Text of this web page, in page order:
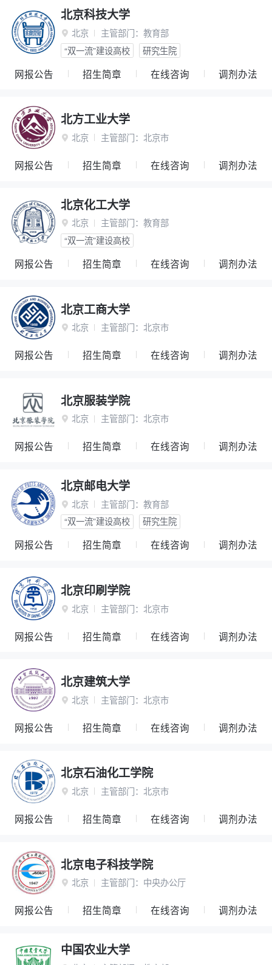
北京科技大学
 北京 主管部门： 教育部
“双一流”建设高校
研究生院
网报公告 招生简章 在线咨询 调剂办法
北方工业大学
 北京 主管部门： 北京市
网报公告 招生简章 在线咨询 调剂办法
北京化工大学
 北京 主管部门： 教育部
“双一流”建设高校
网报公告 招生简章 在线咨询 调剂办法
北京工商大学
 北京 主管部门： 北京市
网报公告 招生简章 在线咨询 调剂办法
北京服装学院
 北京 主管部门： 北京市
网报公告 招生简章 在线咨询 调剂办法
北京邮电大学
 北京 主管部门： 教育部
“双一流”建设高校
研究生院
网报公告 招生简章 在线咨询 调剂办法
北京印刷学院
 北京 主管部门： 北京市
网报公告 招生简章 在线咨询 调剂办法
北京建筑大学
 北京 主管部门： 北京市
网报公告 招生简章 在线咨询 调剂办法
北京石油化工学院
 北京 主管部门： 北京市
网报公告 招生简章 在线咨询 调剂办法
北京电子科技学院
 北京 主管部门： 中央办公厅
网报公告 招生简章 在线咨询 调剂办法
中国农业大学